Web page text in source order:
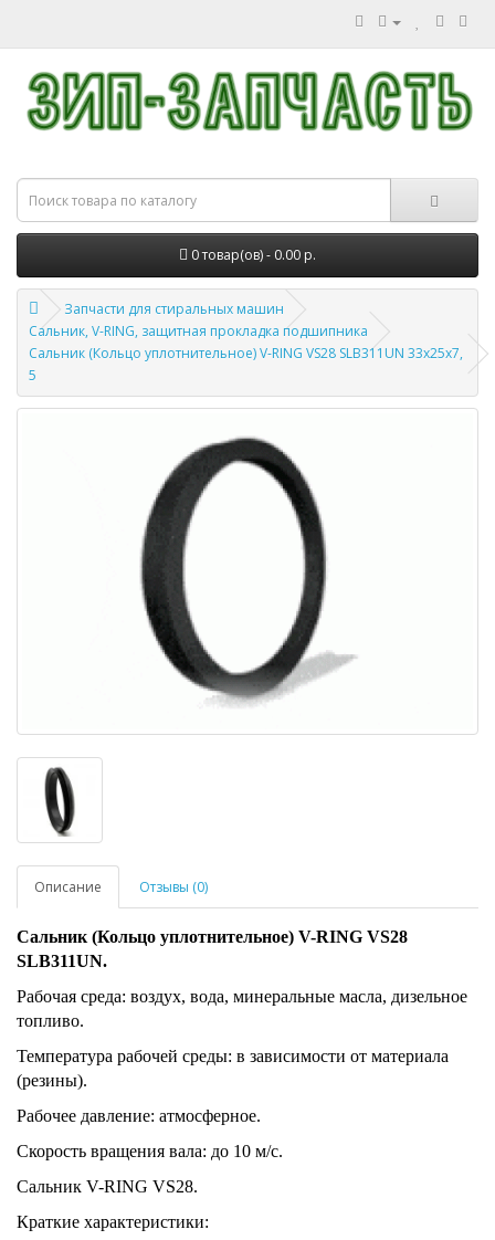
0 товар(ов) - 0.00 р.
Запчасти для стиральных машин
Сальник, V-RING, защитная прокладка подшипника
Сальник (Кольцо уплотнительное) V-RING VS28 SLB311UN 33x25x7,
5
Описание Отзывы (0)
Сальник (Кольцо уплотнительное) V-RING VS28
SLB311UN.
Рабочая среда: воздух, вода, минеральные масла, дизельное
топливо.
Температура рабочей среды: в зависимости от материала
(резины).
Рабочее давление: атмосферное.
Скорость вращения вала: до 10 м/с.
Сальник V-RING VS28.
Краткие характеристики: